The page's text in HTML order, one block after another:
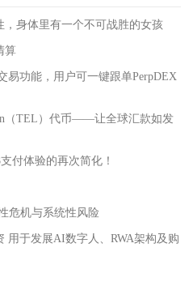
，身体里有一个不可战胜的女孩
算
易功能，用户可一键跟单PerpDEX
（TEL）代币——让全球汇款如发
付体验的再次简化！
危机与系统性风险
用于发展AI数字人、RWA架构及购